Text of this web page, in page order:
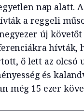
nap alatt.
a reggeli
új
hívták,
ő lett az olcsó
és
még 15 ezer